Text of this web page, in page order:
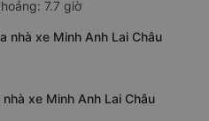
7.7 giờ
nhà xe Minh Anh Lai Châu
xe Minh Anh Lai Châu